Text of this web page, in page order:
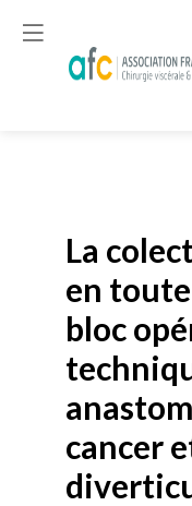
La
en
bloc
cancer